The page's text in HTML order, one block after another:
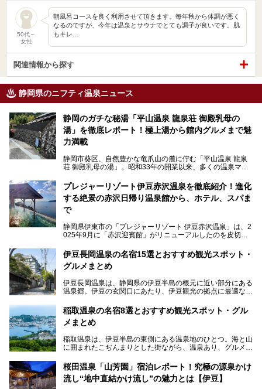
50代～
女性
朝風呂コースを良く利用させて頂きます。毎年秋から体調が悪く
なるのですが、今年は温泉とサウナでとても調子が良いです。肌
もキレ…
関連情報から探す
静岡県のニフティ温泉ニュース
静岡のガチな秘湯「平山温泉 龍泉荘 御殿乳母の
湯」を徹底レポート！極上湯から館内グルメまで魅
力満載
静岡市葵区、自然豊かな竜爪山の麓に佇む「平山温泉 龍泉
荘 御殿乳母の湯」。昭和33年の開業以来、多くの温泉マニ
極上温泉です。お湯はもちろん、実はグルメも揃っているん
です。多くのファンを持つ、その圧倒的なこだわりと魅力を
解説します。
プレジャーリゾート伊豆赤沢温泉を徹底紹介！進化
する絶景の赤沢日帰り温泉館から、ホテル、スパま
で
静岡県伊東市の「プレジャーリゾート 伊豆赤沢温泉」は、2
025年9月に「赤沢迎賓館」がリニューアルしたのを皮切り
館」、「RED 28 HOTEL」がリニューアル。さらにこのあ
とグランピング施設のGRAX EARTH FIELD（グラックスア
ースフィールド）、大型屋内アミューズメント施設のPLEA
予定。
ャー施設など、現在リニューアルオープンしている施設を中
心に、家族連れでも大人だけでも、おひとりさまでも多彩な
楽しみ方ができる「プレジャーリゾート 伊豆赤沢温泉」を
───
この記事はプレジャーリゾート 伊豆赤沢温泉のPR記事で
す。
伊豆長岡温泉の名宿15選とおすすめ観光スポット・
グルメまとめ
伊豆長岡温泉は、静岡県の伊豆半島の根元に近い部分にある
温泉郷。伊豆の玄関口にあたり、伊豆観光の拠点に最適な立
ちろん日帰りでも楽しめるのが魅力です。
この記事では、伊豆長岡温泉の歴史や魅力、おすすめの宿を
る温泉施設も紹介します！
稲取温泉の名宿8選とおすすめ観光スポット・グル
メまとめ
稲取温泉は、伊豆半島の東側にある温泉地のひとつ。海と山
に囲まれたこぢんまりとした街ながら、温泉あり、グルメあ
京からは約2時間30分、直通電車もありアクセスしやすいの
もうれしいところ。
桜田温泉「山芳園」宿泊レポート！究極の源泉かけ
流し“地中直結かけ流し”の魅力とは【伊豆】